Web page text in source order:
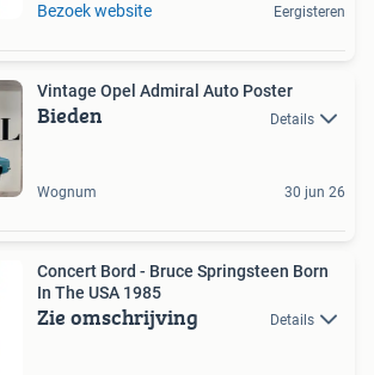
Bezoek website Eergisteren
Vintage Opel Admiral Auto Poster
Bieden Details
Wognum 30 jun 26
Concert Bord - Bruce Springsteen Born
In The USA 1985
Zie omschrijving Details